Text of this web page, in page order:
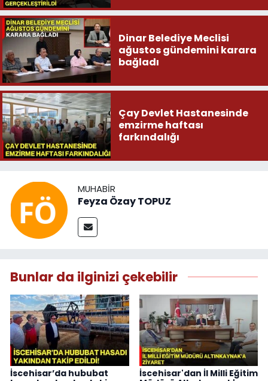
Dinar Belediye Meclisi
ağustos gündemini karara
bağladı
Çay Devlet Hastanesinde
emzirme haftası
farkındalığı
MUHABIR
Feyza Özay TOPUZ
Bunlar da ilginizi çekebilir
İscehisar’da hububat
İscehisar'dan İl Milli Eğitim